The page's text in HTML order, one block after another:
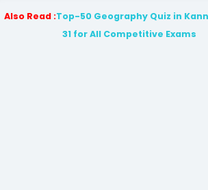
Also Read :Top-50 Geography Quiz in
31 for All Competitive Exams